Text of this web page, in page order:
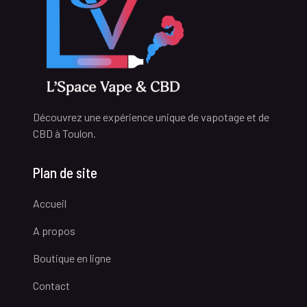
Découvrez une expérience unique de vapotage et de
CBD à Toulon.
Plan de site
Accueil
A propos
Boutique en ligne
Contact